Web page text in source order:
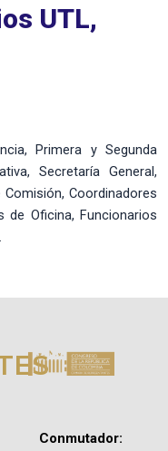
UTL,
Primera y Segunda
Secretaría General,
Coordinadores
de Oficina, Funcionarios
Conmutador: